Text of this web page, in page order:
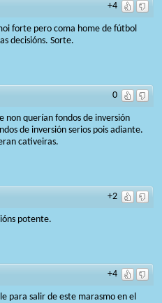
+4
forte pero coma home de fútbol
decisións. Sorte.
0
non querían fondos de inversión
de inversión serios pois adiante.
cativeiras.
+2
potente.
+4
para salir de este marasmo en el